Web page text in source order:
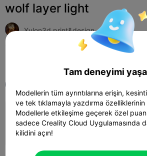
wolf layer light
Xylon3d print&design
0.16mm layer, 3 walls,
Tam deneyimi
Modellerin tüm ayrıntılarına erişin,
ve tek tıklamayla yazdırma özelliklerinin
Modellerle etkileşime geçerek özel
sadece Creality Cloud Uygulamasında
kilidini açın!